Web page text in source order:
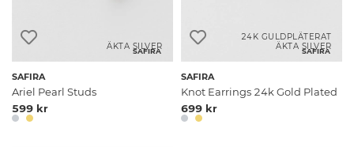
SAFIRA
ÄKTA SILVER
SAFIRA
Ariel Pearl Studs
599 kr
SAFIRA
24K GULDPLÄTERAT
ÄKTA SILVER
SAFIRA
Knot Earrings 24k Gold Plated
699 kr